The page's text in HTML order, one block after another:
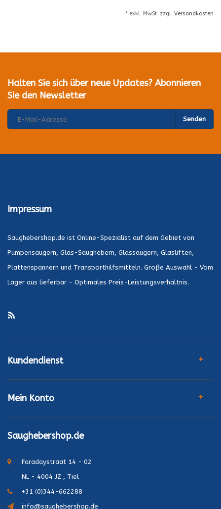
* exkl. MwSt. zzgl. Versandkosten
Halten Sie sich über neue Updates? Abonnieren
Sie den Newsletter
Senden
Impressum
Saughebershop.de ist Online-Spezialist auf dem Gebiet von
Pumpensaugern, Glas-Saughebern, Glassaugern, Glasliften,
Plattenspannern und Transporthilfsmitteln. Große Auswahl - Vom
Lager aus lieferbar - Optimales Preis-Leistungsverhältnis.
Kundendienst
Mein Konto
Saughebershop.de
Faradaystraat 14 - 02
NL - 4004 JZ , Tiel
+31 (0)344-662288
info@saughebershop.de